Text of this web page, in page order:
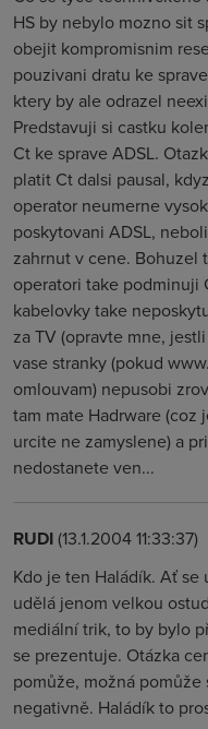
HS by nebylo mozno sit
obejit kompromisnim
pouzivani dratu ke
ktery by ale odrazel
Predstavuji si castku
Ct ke sprave ADSL.
platit Ct dalsi pausal,
operator neumerne
poskytovani ADSL,
zahrnut v cene. Bohuzel
operatori take podminuji
kabelovky take
za TV (opravte mne,
vase stranky (pokud
omlouvam) nepusobi
tam mate Hadrware (coz
urcite ne zamyslene) a
nedostanete ven...
RUDI(13.1.2004 11:33:37)
Kdo je ten Haládík. Ať se
udělá jenom velkou
mediální trik, to by bylo
se prezentuje. Otázka
pomůže, možná
negativně. Haládík to